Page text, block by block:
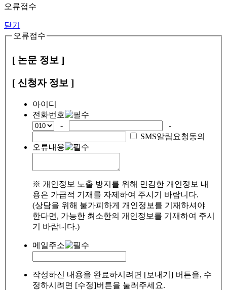
오류접수
닫기
오류접수
[ 논문 정보 ]
[ 신청자 정보 ]
아이디
전화번호
-
-
SMS알림요청동의
오류내용
※ 개인정보 노출 방지를 위해 민감한 개인정보 내
용은 가급적 기재를 자제하여 주시기 바랍니다.
(상담을 위해 불가피하게 개인정보를 기재하셔야
한다면, 가능한 최소한의 개인정보를 기재하여 주시
기 바랍니다.)
메일주소
작성하신 내용을 완료하시려면 [보내기] 버튼을, 수
정하시려면 [수정]버튼을 눌러주세요.